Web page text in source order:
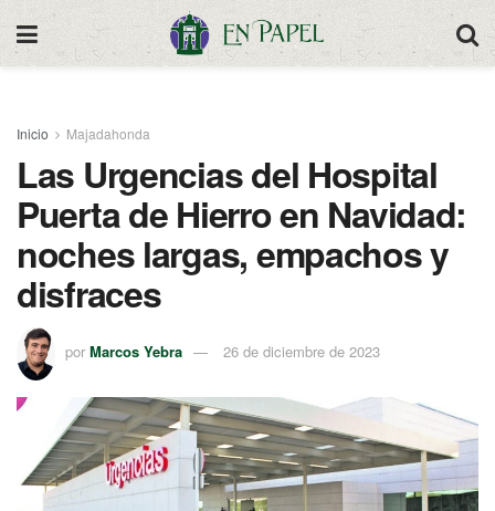
Inicio Majadahonda
Las Urgencias del Hospital
Puerta de Hierro en Navidad:
noches largas, empachos y
disfraces
por Marcos Yebra 26 de diciembre de 2023